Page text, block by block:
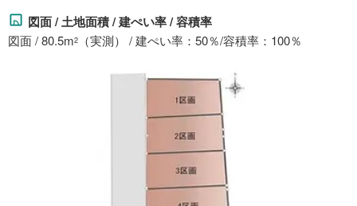
図面 / 土地面積 / 建ぺい率 / 容積率
図面 / 80.5m2 （実測） / 建ぺい率：50％/容積率：100％